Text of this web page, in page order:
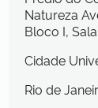
Natureza
Bloco I,
Cidade
Rio de